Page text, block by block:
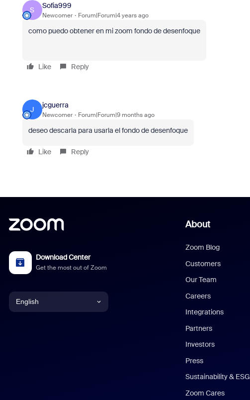
S
Sofia999
Newcomer Forum|Forum|4 years ago
como puedo obtener en mi zoom fondo de desenfoque
Like Reply
J
jcguerra
Newcomer Forum|Forum|9 months ago
deseo descarla para usarla el fondo de desenfoque
Like Reply
Download Center
Get the most out of Zoom
English
About
Zoom Blog
Customers
Our Team
Careers
Integrations
Partners
Investors
Press
Sustainability & ESG
Zoom Cares